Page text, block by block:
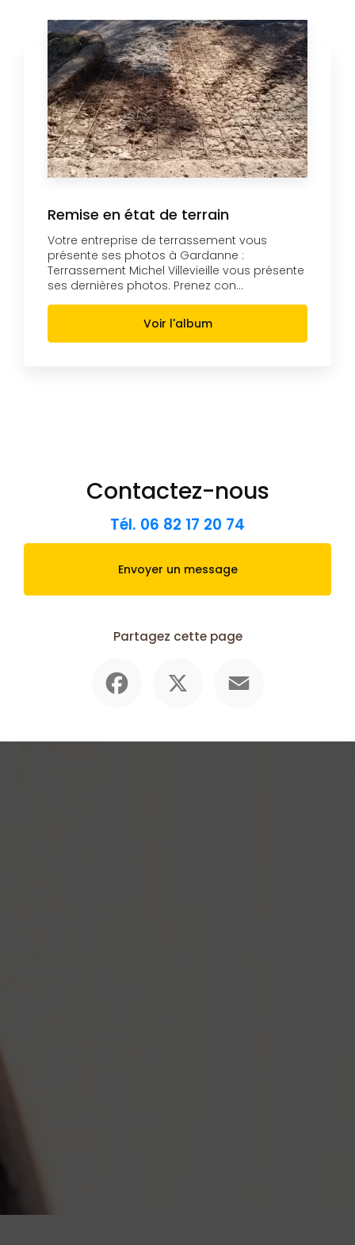
Remise en état de terrain
Votre entreprise de terrassement vous
présente ses photos à Gardanne :
Terrassement Michel Villevieille vous présente
ses dernières photos. Prenez con...
Voir l'album
Contactez-nous
Tél. 06 82 17 20 74
Envoyer un message
Partagez cette page